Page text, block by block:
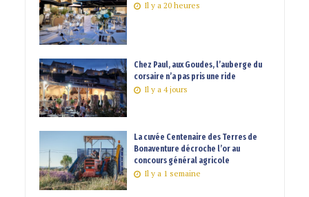
Il y a 20 heures
Chez Paul, aux Goudes, l’auberge du
corsaire n’a pas pris une ride
Il y a 4 jours
La cuvée Centenaire des Terres de
Bonaventure décroche l’or au
concours général agricole
Il y a 1 semaine